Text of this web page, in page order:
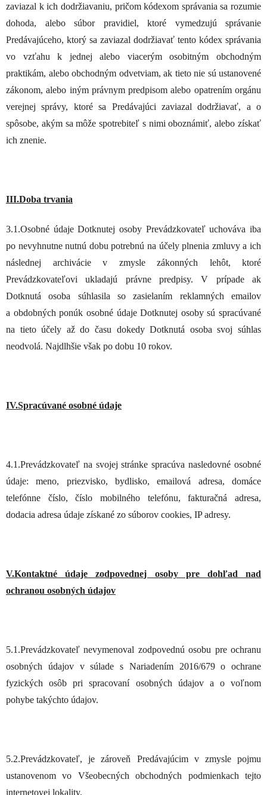
zaviazal k ich dodržiavaniu, pričom kódexom správania sa rozumie
dohoda, alebo súbor pravidiel, ktoré vymedzujú správanie
Predávajúceho, ktorý sa zaviazal dodržiavať tento kódex správania
vo vzťahu k jednej alebo viacerým osobitným obchodným
praktikám, alebo obchodným odvetviam, ak tieto nie sú ustanovené
zákonom, alebo iným právnym predpisom alebo opatrením orgánu
verejnej správy, ktoré sa Predávajúci zaviazal dodržiavať, a o
spôsobe, akým sa môže spotrebiteľ s nimi oboznámiť, alebo získať
ich znenie.
III.Doba trvania
3.1.Osobné údaje Dotknutej osoby Prevádzkovateľ uchováva iba
po nevyhnutne nutnú dobu potrebnú na účely plnenia zmluvy a ich
následnej archivácie v zmysle zákonných lehôt, ktoré
Prevádzkovateľovi ukladajú právne predpisy. V prípade ak
Dotknutá osoba súhlasila so zasielaním reklamných emailov
a obdobných ponúk osobné údaje Dotknutej osoby sú spracúvané
na tieto účely až do času dokedy Dotknutá osoba svoj súhlas
neodvolá. Najdlhšie však po dobu 10 rokov.
IV.Spracúvané osobné údaje
4.1.Prevádzkovateľ na svojej stránke spracúva nasledovné osobné
údaje: meno, priezvisko, bydlisko, emailová adresa, domáce
telefónne číslo, číslo mobilného telefónu, fakturačná adresa,
dodacia adresa údaje získané zo súborov cookies, IP adresy.
V.Kontaktné údaje zodpovednej osoby pre dohľad nad
ochranou osobných údajov
5.1.Prevádzkovateľ nevymenoval zodpovednú osobu pre ochranu
osobných údajov v súlade s Nariadením 2016/679 o ochrane
fyzických osôb pri spracovaní osobných údajov a o voľnom
pohybe takýchto údajov.
5.2.Prevádzkovateľ, je zároveň Predávajúcim v zmysle pojmu
ustanovenom vo Všeobecných obchodných podmienkach tejto
internetovej lokality.